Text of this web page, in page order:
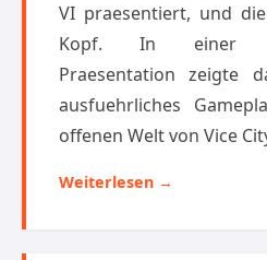
VI praesentiert, und
Kopf. In einer
Praesentation zeigte
ausfuehrliches
offenen Welt von Vice
Weiterlesen →